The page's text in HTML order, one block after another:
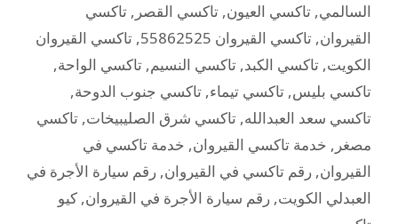
السالمي, تاكسي العيون, تاكسي القصر , تاكسي
القيروان, تاكسي القيروان 55862525 , تاكسي القيروان
الكويت, تاكسي الكبد, تاكسي النسيم, تاكسي الواحة,
تاكسي بليس, تاكسي تيماء, تاكسي جنوب الدوحة,
تاكسي سعد العبدالله, تاكسي شرق الصليبيخات, تاكسي
مصغر , خدمة تاكسي القيروان, خدمة تاكسي في
القيروان, رقم تاكسي في القيروان, رقم سيارة الأجرة في
العبدلي الكويت, رقم سيارة الأجرة في القيروان, كيو